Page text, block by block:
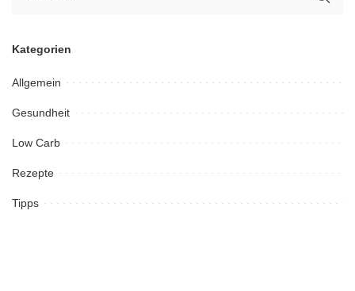
Kategorien
Allgemein
Gesundheit
Low Carb
Rezepte
Tipps